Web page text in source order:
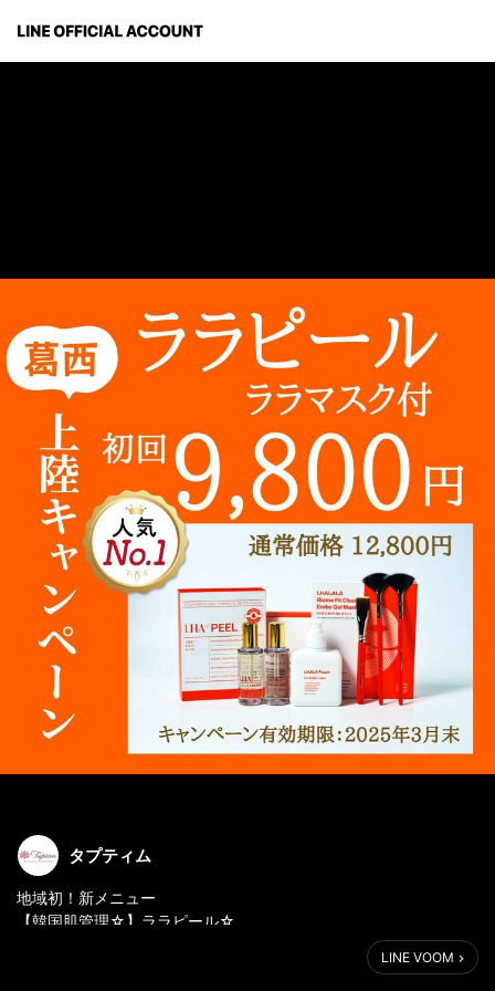
タプティム
地域初！新メニュー
【韓国肌管理☆】ララピール☆
今話題の第４世代ピーリング、ララピールがタプティムに！
LINE VOOM